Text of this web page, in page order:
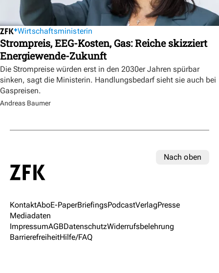
Wirtschaftsministerin
Strompreis, EEG-Kosten, Gas: Reiche skizziert
Energiewende-Zukunft
Die Strompreise würden erst in den 2030er Jahren spürbar
sinken, sagt die Ministerin. Handlungsbedarf sieht sie auch bei
Gaspreisen.
Andreas Baumer
Nach oben
KontaktAboE-PaperBriefingsPodcastVerlagPresse
Mediadaten
ImpressumAGBDatenschutzWiderrufsbelehrung
BarrierefreiheitHilfe/FAQ